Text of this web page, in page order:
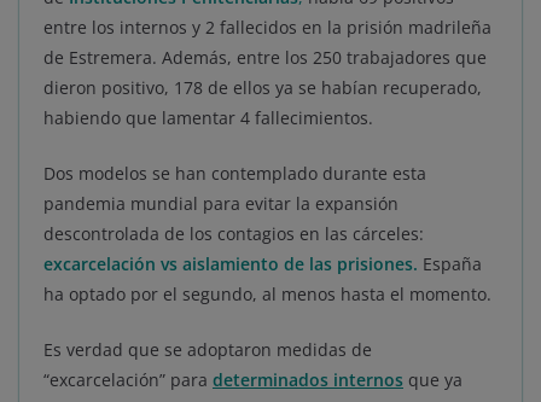
entre los internos y 2 fallecidos en la prisión madrileña
de Estremera. Además, entre los 250 trabajadores que
dieron positivo, 178 de ellos ya se habían recuperado,
habiendo que lamentar 4 fallecimientos.
Dos modelos se han contemplado durante esta
pandemia mundial para evitar la expansión
descontrolada de los contagios en las cárceles:
excarcelación vs aislamiento de las prisiones. España
ha optado por el segundo, al menos hasta el momento.
Es verdad que se adoptaron medidas de
“excarcelación” para determinados internos que ya